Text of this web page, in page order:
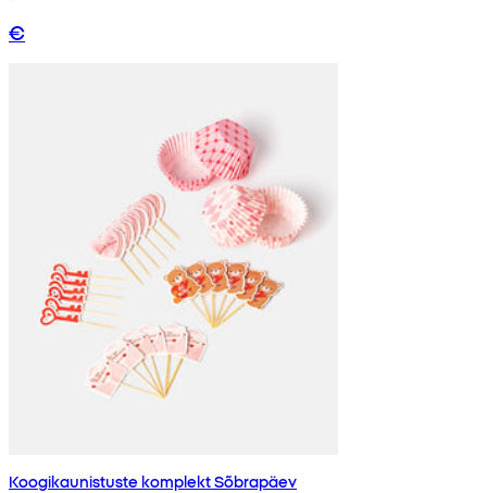
€
Koogikaunistuste komplekt Sõbrapäev